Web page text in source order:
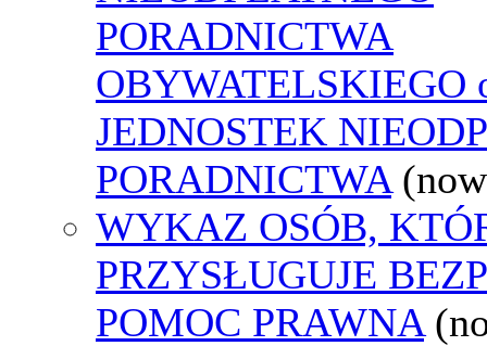
PORADNICTWA
OBYWATELSKIEGO
JEDNOSTEK
PORADNICTWA
WYKAZ OSÓB,
PRZYSŁUGUJE
POMOC PRAWNA